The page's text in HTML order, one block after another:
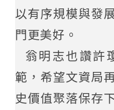
以有序規模與發
門更美好。
翁明志也讚許
範，希望文資局
史價值聚落保存